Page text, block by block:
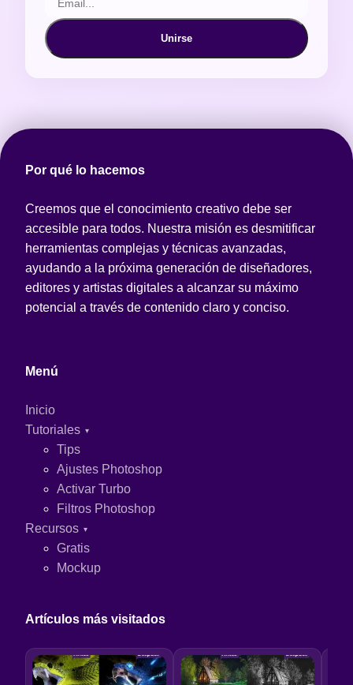
Unirse
Por qué lo hacemos
Creemos que el conocimiento creativo debe ser
accesible para todos. Nuestra misión es desmitificar
herramientas complejas y técnicas avanzadas,
ayudando a la próxima generación de diseñadores,
editores y artistas digitales a alcanzar su máximo
potencial a través de contenido claro y conciso.
Menú
Inicio
Tutoriales
Tips
Ajustes Photoshop
Activar Turbo
Filtros Photoshop
Recursos
Gratis
Mockup
Artículos más visitados